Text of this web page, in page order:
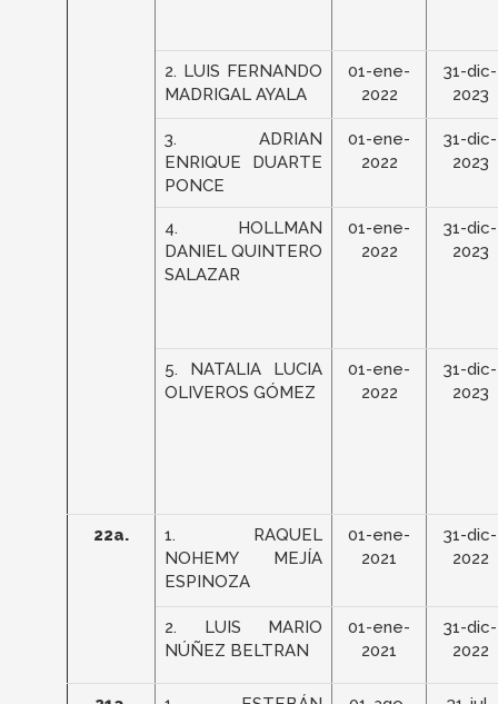
2. LUIS FERNANDO
MADRIGAL AYALA
01-ene-
2022
31-dic-
2023
3. ADRIAN
ENRIQUE DUARTE
PONCE
01-ene-
2022
31-dic-
2023
4. HOLLMAN
DANIEL QUINTERO
SALAZAR
01-ene-
2022
31-dic-
2023
5. NATALIA LUCIA
OLIVEROS GÓMEZ
01-ene-
2022
31-dic-
2023
22a.
1. RAQUEL
NOHEMY MEJÍA
ESPINOZA
01-ene-
2021
31-dic-
2022
2. LUIS MARIO
NÚÑEZ BELTRAN
01-ene-
2021
31-dic-
2022